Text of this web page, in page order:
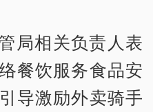
局相关负责人表
餐饮服务食品安
导激励外卖骑手